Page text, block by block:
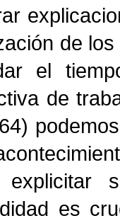
de
el
de
explicitar
es